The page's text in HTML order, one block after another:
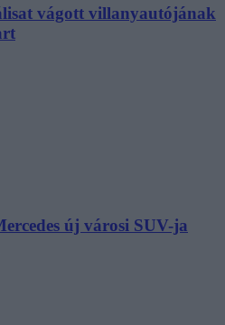
vágott villanyautójának
új városi SUV-ja